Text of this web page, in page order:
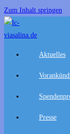
Zum Inhalt springen
Aktuelles
Presse